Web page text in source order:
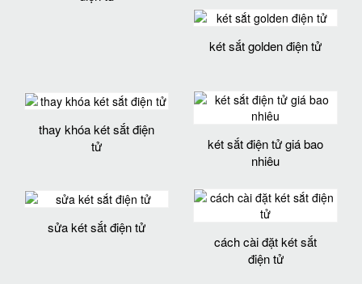
két sắt golden điện tử
thay khóa két sắt điện
tử
két sắt điện tử giá bao
nhiêu
sửa két sắt điện tử
cách cài đặt két sắt
điện tử